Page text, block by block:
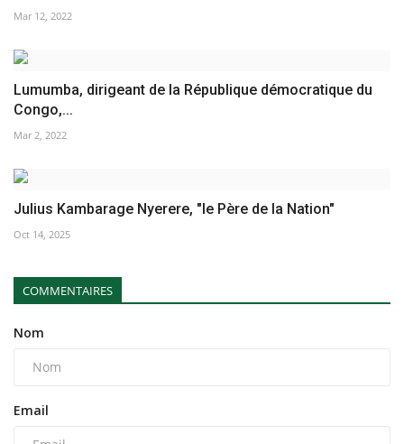
Mar 12, 2022
Lumumba, dirigeant de la République démocratique du
Congo,...
Mar 2, 2022
Julius Kambarage Nyerere, "le Père de la Nation"‎
Oct 14, 2025
COMMENTAIRES
Nom
Email